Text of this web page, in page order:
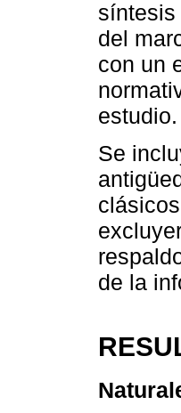
síntesis
del
con un
estudio.
Se
de la